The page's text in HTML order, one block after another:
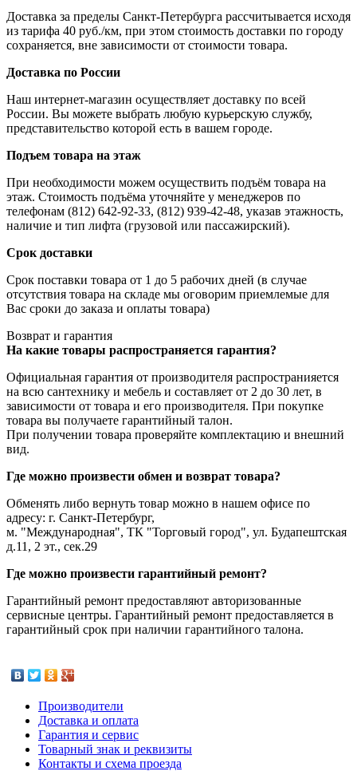
Доставка за пределы Санкт-Петербурга рассчитывается исходя
из тарифа 40 руб./км, при этом стоимость доставки по городу
сохраняется, вне зависимости от стоимости товара.
Доставка по России
Наш интернет-магазин осуществляет доставку по всей
России. Вы можете выбрать любую курьерскую службу,
представительство которой есть в вашем городе.
Подъем товара на этаж
При необходимости можем осуществить подъём товара на
этаж. Стоимость подъёма уточняйте у менеджеров по
телефонам (812) 642-92-33, (812) 939-42-48, указав этажность,
наличие и тип лифта (грузовой или пассажирский).
Срок доставки
Срок поставки товара от 1 до 5 рабочих дней (в случае
отсутствия товара на складе мы оговорим приемлемые для
Вас сроки до заказа и оплаты товара)
Возврат и гарантия
На какие товары распространяется гарантия?
Официальная гарантия от производителя распространияется
на всю сантехнику и мебель и составляет от 2 до 30 лет, в
зависимости от товара и его производителя. При покупке
товара вы получаете гарантийный талон.
При получении товара проверяйте комплектацию и внешний
вид.
Где можно произвести обмен и возврат товара?
Обменять либо вернуть товар можно в нашем офисе по
адресу: г. Санкт-Петербург,
м. "Международная", ТК "Торговый город", ул. Будапештская
д.11, 2 эт., сек.29
Где можно произвести гарантийный ремонт?
Гарантийный ремонт предоставляют авторизованные
сервисные центры. Гарантийный ремонт предоставляется в
гарантийный срок при наличии гарантийного талона.
Производители
Доставка и оплата
Гарантия и сервис
Товарный знак и реквизиты
Контакты и схема проезда